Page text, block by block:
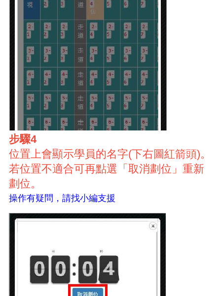
步驟4
位置上會顯示學員的名字(下右圖紅箭頭)。
若位置不適合可再點選「取消劃位」重新
劃位。
操作有疑問，請找小編支援